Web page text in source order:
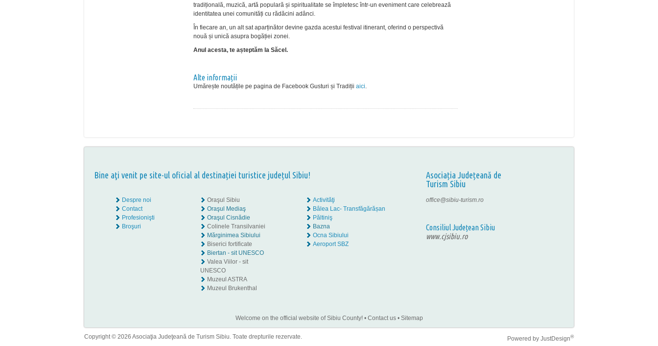
tradițională, muzică, artă populară și spiritualitate se împletesc într-un eveniment care celebrează
identitatea unei comunități cu rădăcini adânci.
În fiecare an, un alt sat aparținător devine gazda acestui festival itinerant, oferind o perspectivă
nouă și unică asupra bogăției zonei.
Anul acesta, te așteptăm la Săcel.
Alte informații
Umărește noutățile pe pagina de Facebook Gusturi și Tradiții aici.
Bine aţi venit pe site-ul oficial al destinației turistice județul Sibiu!
Asociația Județeană de
Turism Sibiu
Despre noi
Contact
Profesionişti
Broşuri
Oraşul Sibiu
Oraşul Mediaş
Oraşul Cisnădie
Colinele Transilvaniei
Mărginimea Sibiului
Biserici fortificate
Biertan - sit UNESCO
Valea Viilor - sit
UNESCO
Muzeul ASTRA
Muzeul Brukenthal
Activităţi
Bâlea Lac- Transfăgărășan
Păltiniş
Bazna
Ocna Sibiului
Aeroport SBZ
office@sibiu-turism.ro
Consiliul Județean Sibiu
www.cjsibiu.ro
Welcome on the official website of Sibiu County!• Contact us• Sitemap
Copyright © 2026 Asociaţia Judeţeană de Turism Sibiu. Toate drepturile rezervate. Powered by JustDesign®